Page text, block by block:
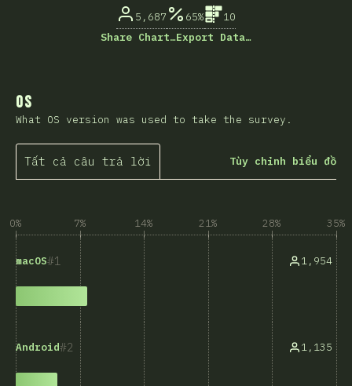
5,687 65%
10
Share Chart…Export Data…
OS
What OS version was used to take the survey.
Tất cả câu trả lời Tùy chỉnh biểu đồ
0% 7% 14% 21% 28% 35%
1
macOS 1,954
2
Android 1,135